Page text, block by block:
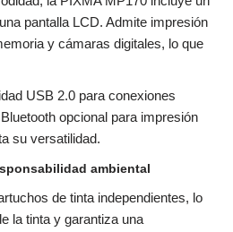
pantalla LCD. Admite impresión
y cámaras digitales, lo que
USB 2.0 para conexiones
opcional para impresión
su versatilidad.
ambiental
de tinta independientes, lo
la tinta y garantiza una